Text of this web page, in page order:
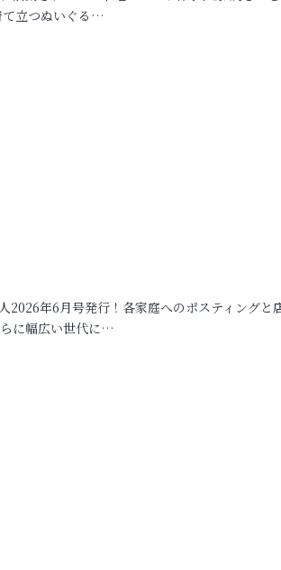
て立つぬいぐる…
2026年6月号発行！各家庭へのポスティングと
に幅広い世代に…